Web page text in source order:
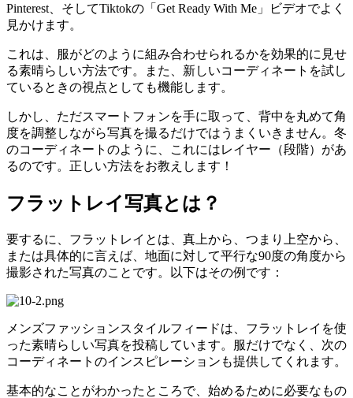
Pinterest、そしてTiktokの「Get Ready With Me」ビデオでよく
見かけます。
これは、服がどのように組み合わせられるかを効果的に見せ
る素晴らしい方法です。また、新しいコーディネートを試し
ているときの視点としても機能します。
しかし、ただスマートフォンを手に取って、背中を丸めて角
度を調整しながら写真を撮るだけではうまくいきません。冬
のコーディネートのように、これにはレイヤー（段階）があ
るのです。正しい方法をお教えします！
フラットレイ写真とは？
要するに、フラットレイとは、真上から、つまり上空から、
または具体的に言えば、地面に対して平行な90度の角度から
撮影された写真のことです。以下はその例です：
メンズファッションスタイルフィードは、フラットレイを使
った素晴らしい写真を投稿しています。服だけでなく、次の
コーディネートのインスピレーションも提供してくれます。
基本的なことがわかったところで、始めるために必要なもの